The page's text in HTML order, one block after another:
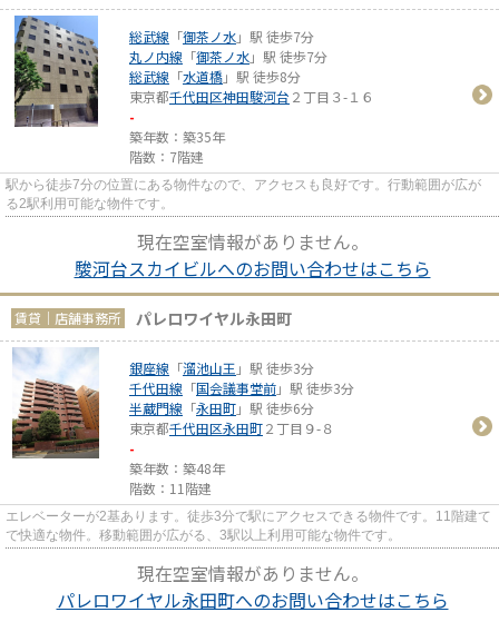
総武線 「御茶ノ水」駅 徒歩7分
丸ノ内線 「御茶ノ水」駅 徒歩7分
総武線 「水道橋」駅 徒歩8分
東京都千代田区神田駿河台 ２丁目３-１６
-
築年数：築35年
階数：7階建
駅から徒歩7分の位置にある物件なので、アクセスも良好です。行動範囲が広が
る2駅利用可能な物件です。
現在空室情報がありません。
駿河台スカイビルへのお問い合わせはこちら
賃貸｜店舗事務所 パレロワイヤル永田町
銀座線 「溜池山王 」駅 徒歩3分
千代田線 「国会議事堂前」駅 徒歩3分
半蔵門線 「永田町」駅 徒歩6分
東京都千代田区永田町２丁目９-８
-
築年数：築48年
階数：11階建
エレベーターが2基あります。徒歩3分で駅にアクセスできる物件です。11階建て
で快適な物件。移動範囲が広がる、3駅以上利用可能な物件です。
現在空室情報がありません。
パレロワイヤル永田町へのお問い合わせはこちら